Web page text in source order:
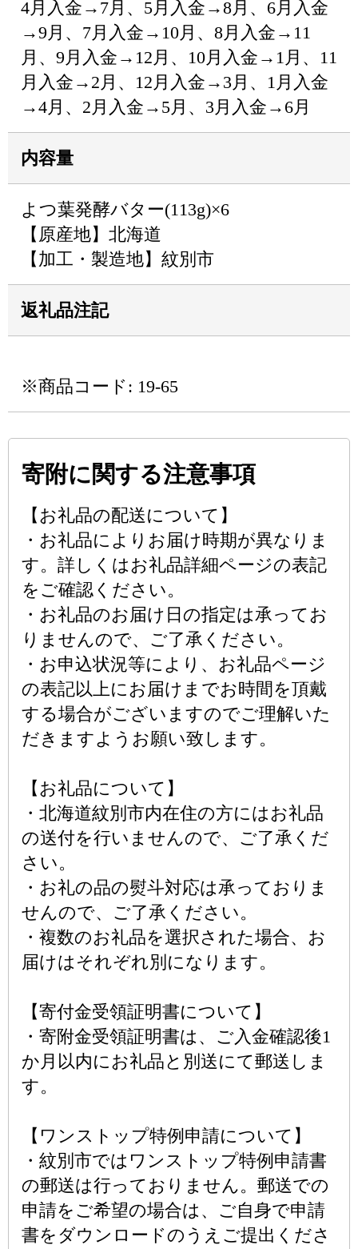
4月入金→7月、5月入金→8月、6月入金
→9月、7月入金→10月、8月入金→11
月、9月入金→12月、10月入金→1月、11
月入金→2月、12月入金→3月、1月入金
→4月、2月入金→5月、3月入金→6月
内容量
よつ葉発酵バター(113g)×6
【原産地】北海道
【加工・製造地】紋別市
返礼品注記
※商品コード: 19-65
寄附に関する注意事項
【お礼品の配送について】
・お礼品によりお届け時期が異なりま
す。詳しくはお礼品詳細ページの表記
をご確認ください。
・お礼品のお届け日の指定は承ってお
りませんので、ご了承ください。
・お申込状況等により、お礼品ページ
の表記以上にお届けまでお時間を頂戴
する場合がございますのでご理解いた
だきますようお願い致します。
【お礼品について】
・北海道紋別市内在住の方にはお礼品
の送付を行いませんので、ご了承くだ
さい。
・お礼の品の熨斗対応は承っておりま
せんので、ご了承ください。
・複数のお礼品を選択された場合、お
届けはそれぞれ別になります。
【寄付金受領証明書について】
・寄附金受領証明書は、ご入金確認後1
か月以内にお礼品と別送にて郵送しま
す。
【ワンストップ特例申請について】
・紋別市ではワンストップ特例申請書
の郵送は行っておりません。郵送での
申請をご希望の場合は、ご自身で申請
書をダウンロードのうえご提出くださ